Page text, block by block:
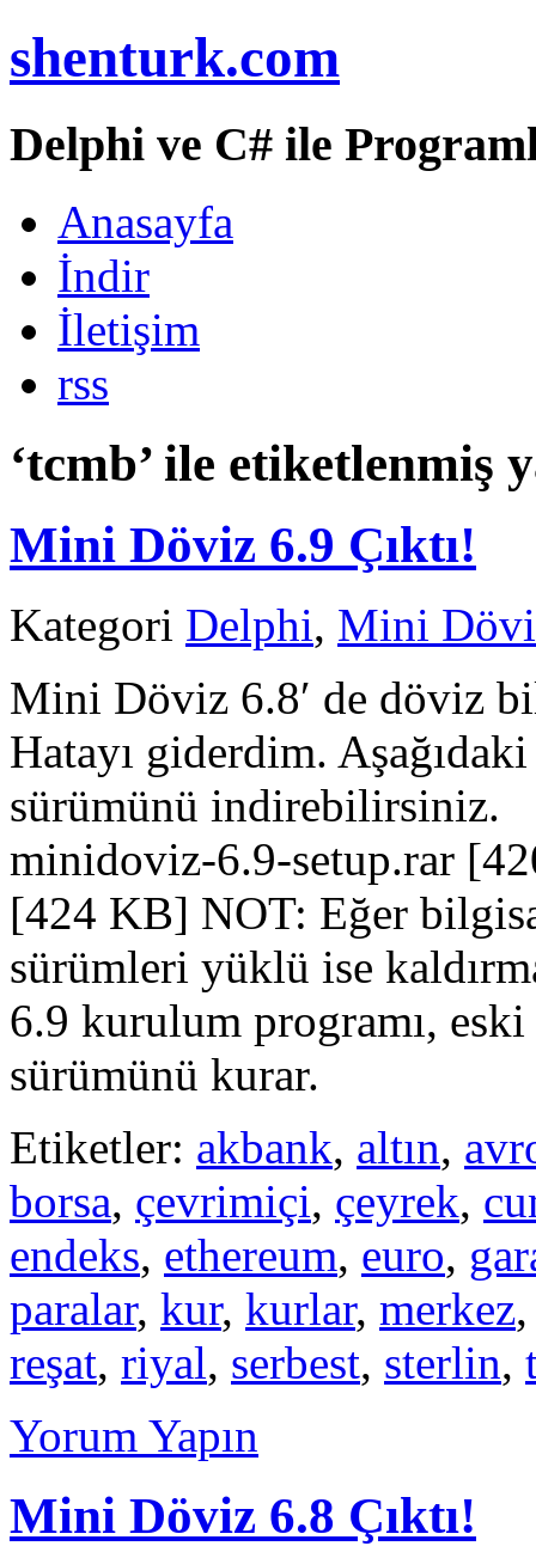
shenturk.com
Delphi ve C# ile
Anasayfa
İndir
İletişim
rss
‘tcmb’ ile etiketlenmiş
Mini Döviz 6.9 Çıktı!
Kategori Delphi, Mini
Mini Döviz 6.8′ de döviz
Hatayı giderdim.
sürümünü
minidoviz-6.9-setup.rar
[424 KB] NOT: Eğer
sürümleri yüklü ise
6.9 kurulum programı,
sürümünü kurar.
Etiketler: akbank, altın,
borsa, çevrimiçi, çeyrek,
endeks, ethereum, euro,
paralar, kur, kurlar, merkez
reşat, riyal, serbest, sterlin,
Yorum Yapın
Mini Döviz 6.8 Çıktı!